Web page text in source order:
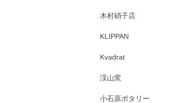
木村硝子店
KLIPPAN
Kvadrat
渓山窯
小石原ポタリー